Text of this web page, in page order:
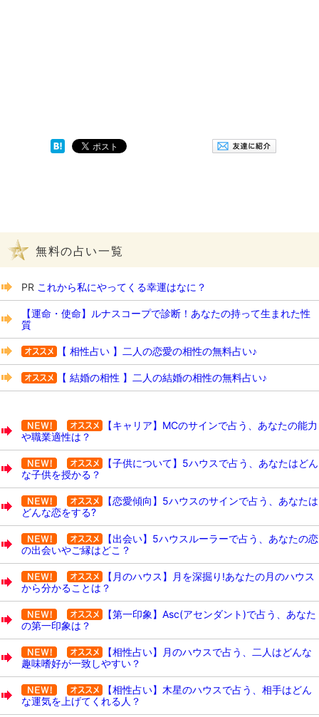
無料の占い一覧
PR これから私にやってくる幸運はなに？
【運命・使命】ルナスコープで診断！あなたの持って生まれた性
質
【 相性占い 】二人の恋愛の相性の無料占い♪
【 結婚の相性 】二人の結婚の相性の無料占い♪
【キャリア】MCのサインで占う、あなたの能力
や職業適性は？
【子供について】5ハウスで占う、あなたはどん
な子供を授かる？
【恋愛傾向】5ハウスのサインで占う、あなたは
どんな恋をする?
【出会い】5ハウスルーラーで占う、あなたの恋
の出会いやご縁はどこ？
【月のハウス】月を深掘り!あなたの月のハウス
から分かることは？
【第一印象】Asc(アセンダント)で占う、あなた
の第一印象は？
【相性占い】月のハウスで占う、二人はどんな
趣味嗜好が一致しやすい？
【相性占い】木星のハウスで占う、相手はどん
な運気を上げてくれる人？